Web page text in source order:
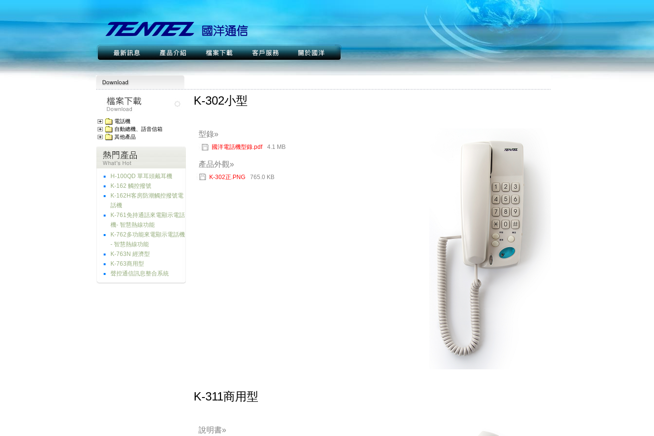
電話機
自動總機、語音信箱
其他產品
H-100QD 單耳頭戴耳機
K-162 觸控撥號
K-162H客房防潮觸控撥號電
話機
K-761免持通話來電顯示電話
機- 智慧熱線功能
K-762多功能來電顯示電話機
- 智慧熱線功能
K-763N 經濟型
K-763商用型
聲控通信訊息整合系統
K-302小型
型錄»
國洋電話機型錄.pdf 4.1 MB
產品外觀»
K-302正.PNG 765.0 KB
K-311商用型
說明書»